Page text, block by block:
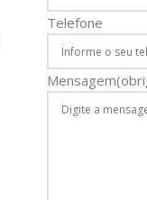
Telefone
Mensagem